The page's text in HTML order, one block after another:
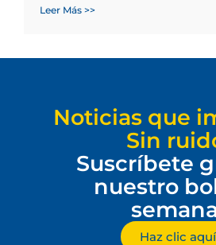
Leer Más >>
Noticias que
Sin
Suscríbete
nuestro
Haz clic aquí